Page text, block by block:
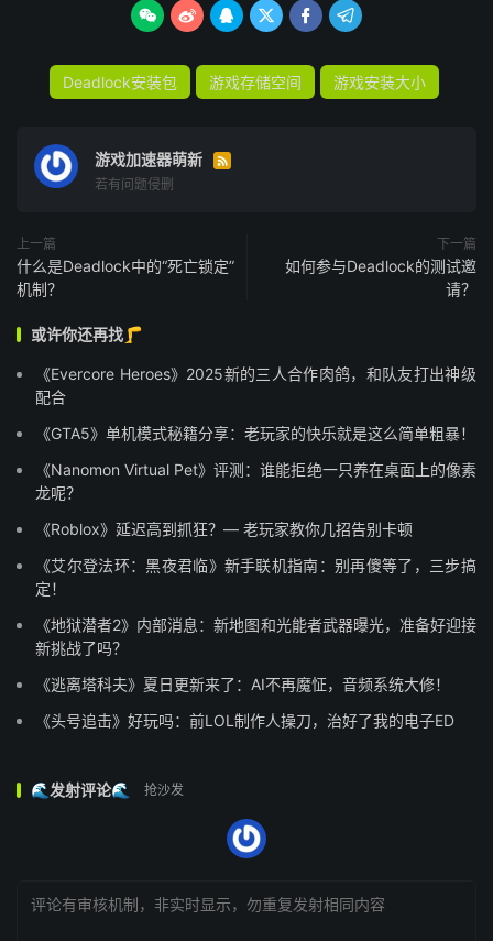
     
Deadlock安装包 游戏存储空间 游戏安装大小
游戏加速器萌新 
若有问题侵删
上一篇
什么是Deadlock中的“死亡锁定”
机制？
下一篇
如何参与Deadlock的测试邀
请？
或许你还再找🦵
《Evercore Heroes》2025新的三人合作肉鸽，和队友打出神级
配合
《GTA5》单机模式秘籍分享：老玩家的快乐就是这么简单粗暴！
《Nanomon Virtual Pet》评测：谁能拒绝一只养在桌面上的像素
龙呢？
《Roblox》延迟高到抓狂？— 老玩家教你几招告别卡顿
《艾尔登法环：黑夜君临》新手联机指南：别再傻等了，三步搞
定！
《地狱潜者2》内部消息：新地图和光能者武器曝光，准备好迎接
新挑战了吗？
《逃离塔科夫》夏日更新来了：AI不再魔怔，音频系统大修！
《头号追击》好玩吗：前LOL制作人操刀，治好了我的电子ED
🌊发射评论🌊 抢沙发